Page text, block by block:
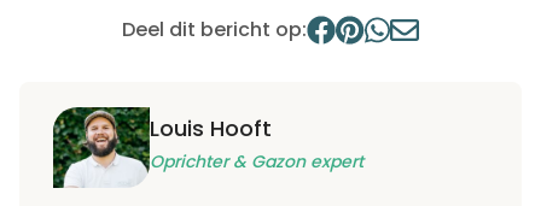
Deel dit bericht op:
Louis Hooft
Oprichter & Gazon expert